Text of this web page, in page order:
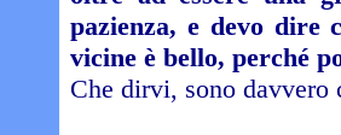
pazienza, e devo dire
vicine è bello, perché
Che dirvi, sono davvero